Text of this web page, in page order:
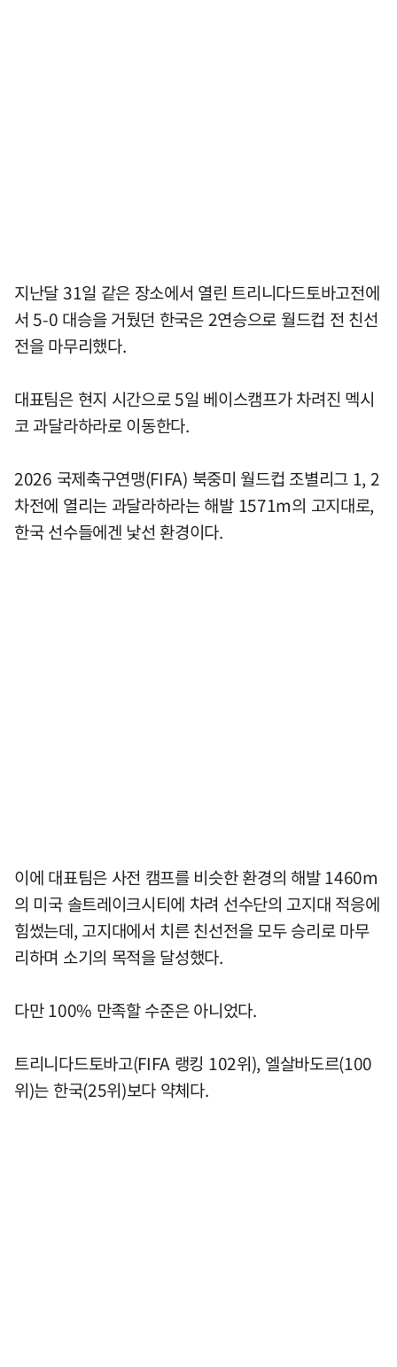
지난달 31일 같은 장소에서 열린 트리니다드토바고전에
서 5-0 대승을 거뒀던 한국은 2연승으로 월드컵 전 친선
전을 마무리했다.
대표팀은 현지 시간으로 5일 베이스캠프가 차려진 멕시
코 과달라하라로 이동한다.
2026 국제축구연맹(FIFA) 북중미 월드컵 조별리그 1, 2
차전에 열리는 과달라하라는 해발 1571m의 고지대로,
한국 선수들에겐 낯선 환경이다.
이에 대표팀은 사전 캠프를 비슷한 환경의 해발 1460m
의 미국 솔트레이크시티에 차려 선수단의 고지대 적응에
힘썼는데, 고지대에서 치른 친선전을 모두 승리로 마무
리하며 소기의 목적을 달성했다.
다만 100% 만족할 수준은 아니었다.
트리니다드토바고(FIFA 랭킹 102위), 엘살바도르(100
위)는 한국(25위)보다 약체다.